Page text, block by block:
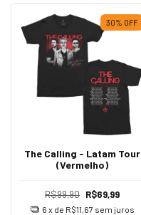
30% OFF
The Calling - Latam Tour
(Vermelho)
R$99,90 R$69,99
6 x de R$11,67 sem juros